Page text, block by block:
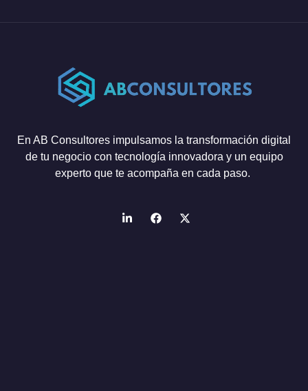
En AB Consultores impulsamos la transformación digital
de tu negocio con tecnología innovadora y un equipo
experto que te acompaña en cada paso.